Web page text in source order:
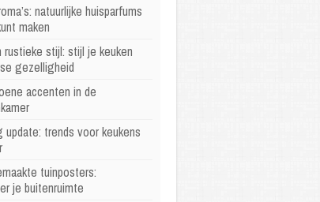
natuurlijke huisparfums
maken
rustieke stijl: stijl je keuken
gezelligheid
accenten in de
update: trends voor keukens
tuinposters:
je buitenruimte